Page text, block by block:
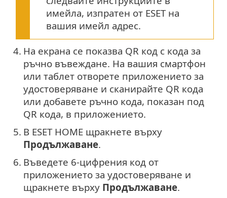
имейла, изпратен от ESET на
вашия имейл адрес.
4. На екрана се показва QR код с кода за
ръчно въвеждане. На вашия смартфон
или таблет отворете приложението за
удостоверяване и сканирайте QR кода
или добавете ръчно кода, показан под
QR кода, в приложението.
5. В ESET HOME щракнете върху
Продължаване.
6. Въведете 6-цифрения код от
приложението за удостоверяване и
щракнете върху Продължаване.